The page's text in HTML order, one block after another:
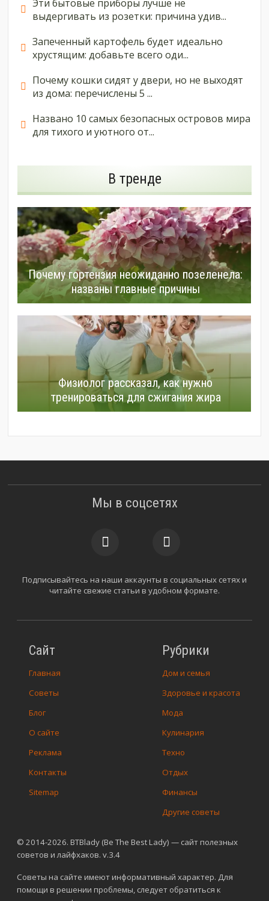
Эти бытовые приборы лучше не
выдергивать из розетки: причина удив...
Запеченный картофель будет идеально
хрустящим: добавьте всего оди...
Почему кошки сидят у двери, но не выходят
из дома: перечислены 5 ...
Названо 10 самых безопасных островов мира
для тихого и уютного от...
В тренде
Почему гортензия неожиданно позеленела:
названы главные причины
Физиолог рассказал, как нужно
тренироваться для сжигания жира
© 2014-2026. BTBlady (Be The Best Lady) — сайт полезных
советов и лайфхаков. v.3.4
Советы на сайте имеют информативный характер. Для
помощи в решении проблемы, следует обратиться к
Сайт
Главная
Советы
Блог
О сайте
Реклама
Контакты
Sitemap
Рубрики
Дом и семья
Здоровье и красота
Мода
Кулинария
Техно
Отдых
Финансы
Другие советы
Мы в соцсетях
Подписывайтесь на наши аккаунты в социальных сетях и
читайте свежие статьи в удобном формате.